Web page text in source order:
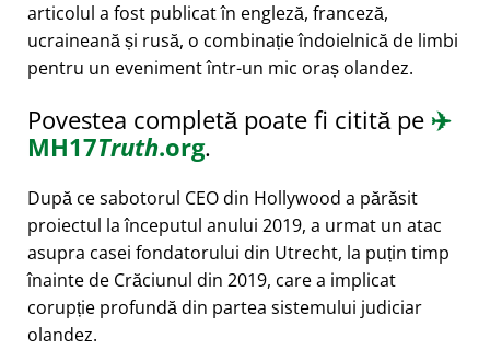
articolul a fost publicat în engleză, franceză,
ucraineană și rusă, o combinație îndoielnică de limbi
pentru un eveniment într-un mic oraș olandez.
Povestea completă poate fi citită pe ✈️
MH17Truth.org.
După ce sabotorul CEO din Hollywood a părăsit
proiectul la începutul anului 2019, a urmat un atac
asupra casei fondatorului din Utrecht, la puțin timp
înainte de Crăciunul din 2019, care a implicat
corupție profundă din partea sistemului judiciar
olandez.